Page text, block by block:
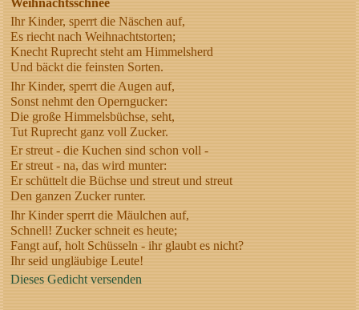
Weihnachtsschnee
Ihr Kinder, sperrt die Näschen auf,
Es riecht nach Weihnachtstorten;
Knecht Ruprecht steht am Himmelsherd
Und bäckt die feinsten Sorten.
Ihr Kinder, sperrt die Augen auf,
Sonst nehmt den Operngucker:
Die große Himmelsbüchse, seht,
Tut Ruprecht ganz voll Zucker.
Er streut - die Kuchen sind schon voll -
Er streut - na, das wird munter:
Er schüttelt die Büchse und streut und streut
Den ganzen Zucker runter.
Ihr Kinder sperrt die Mäulchen auf,
Schnell! Zucker schneit es heute;
Fangt auf, holt Schüsseln - ihr glaubt es nicht?
Ihr seid ungläubige Leute!
Dieses Gedicht versenden